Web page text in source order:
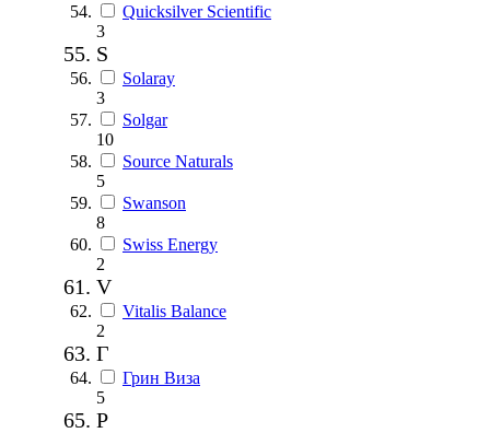
Quicksilver Scientific
3
S
Solaray
3
Solgar
10
Source Naturals
5
Swanson
8
Swiss Energy
2
V
Vitalis Balance
2
Г
Грин Виза
5
Р